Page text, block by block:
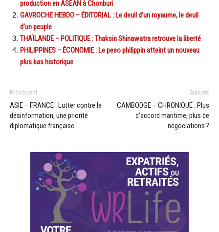
production en ASEAN à Chonburi
GAVROCHE HEBDO – ÉDITORIAL : Le deuil d’un royaume, le deuil
d’un peuple
THAÏLANDE – POLITIQUE : Thaksin Shinawatra retrouve la liberté
PHILIPPINES – ÉCONOMIE : Le peso philippin atteint un nouveau
plus bas historique
Précédent
ASIE – FRANCE : Lutter contre la
désinformation, une priorité
diplomatique française
Suivant
CAMBODGE – CHRONIQUE : Plus
d’accord maritime, plus de
négociations ?